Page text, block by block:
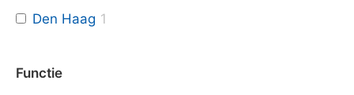
Den Haag 1
Functie